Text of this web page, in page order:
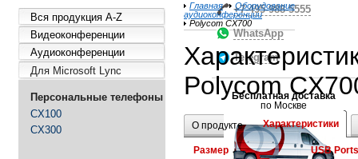
Вся продукция A-Z
Видеоконференции
Аудиоконференции
Для Microsoft Lync
Персональные телефоны
CX100
CX300
+7-495-988-5555
WhatsApp
Telegram
Бесплатная доставка
по Москве
Главная
Оборудование
аудиоконференции
Polycom CX700
Polycom
О продукте Характеристики
Размер USB Ports